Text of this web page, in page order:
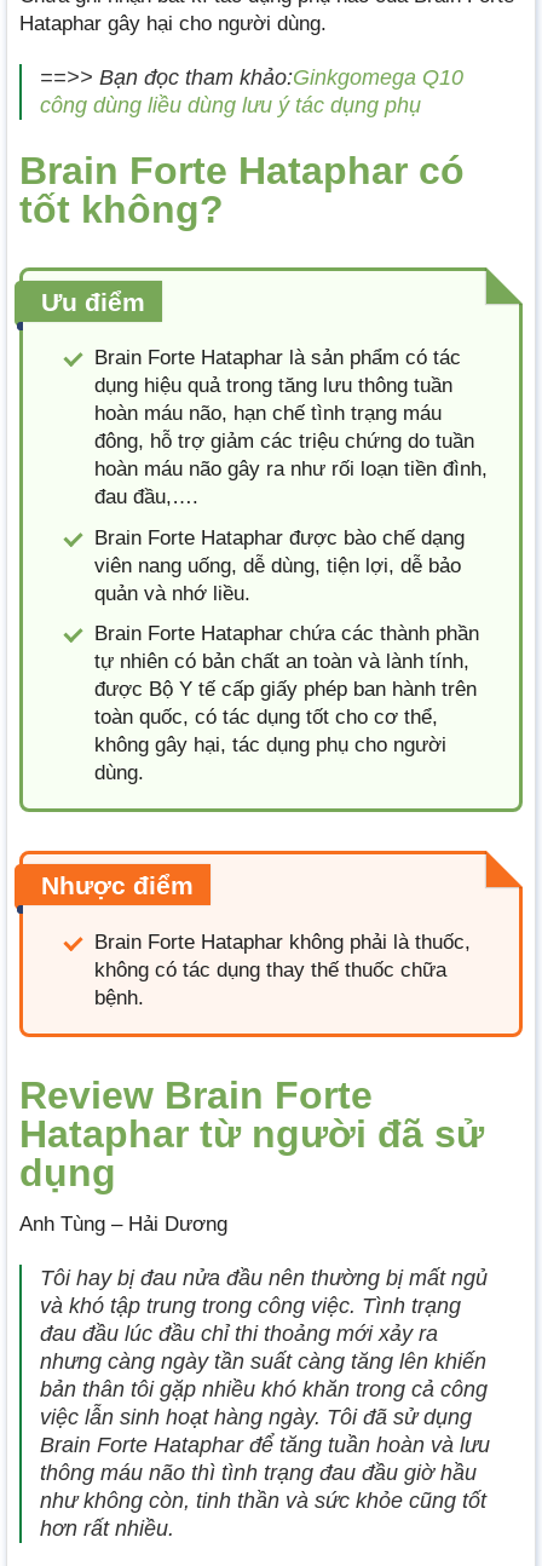
Hataphar gây hại cho người dùng.
==>> Bạn đọc tham khảo:Ginkgomega Q10
công dùng liều dùng lưu ý tác dụng phụ
Brain Forte Hataphar có
tốt không?
Ưu điểm
Brain Forte Hataphar là sản phẩm có tác
dụng hiệu quả trong tăng lưu thông tuần
hoàn máu não, hạn chế tình trạng máu
đông, hỗ trợ giảm các triệu chứng do tuần
hoàn máu não gây ra như rối loạn tiền đình,
đau đầu,….
Brain Forte Hataphar được bào chế dạng
viên nang uống, dễ dùng, tiện lợi, dễ bảo
quản và nhớ liều.
Brain Forte Hataphar chứa các thành phần
tự nhiên có bản chất an toàn và lành tính,
được Bộ Y tế cấp giấy phép ban hành trên
toàn quốc, có tác dụng tốt cho cơ thể,
không gây hại, tác dụng phụ cho người
dùng.
Nhược điểm
Brain Forte Hataphar không phải là thuốc,
không có tác dụng thay thế thuốc chữa
bệnh.
Review Brain Forte
Hataphar từ người đã sử
dụng
Anh Tùng – Hải Dương
Tôi hay bị đau nửa đầu nên thường bị mất ngủ
và khó tập trung trong công việc. Tình trạng
đau đầu lúc đầu chỉ thi thoảng mới xảy ra
nhưng càng ngày tần suất càng tăng lên khiến
bản thân tôi gặp nhiều khó khăn trong cả công
việc lẫn sinh hoạt hàng ngày. Tôi đã sử dụng
Brain Forte Hataphar để tăng tuần hoàn và lưu
thông máu não thì tình trạng đau đầu giờ hầu
như không còn, tinh thần và sức khỏe cũng tốt
hơn rất nhiều.